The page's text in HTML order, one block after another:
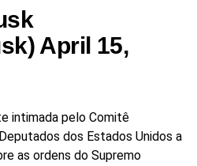
April 15,
intimada pelo Comitê
dos Estados Unidos a
as ordens do Supremo